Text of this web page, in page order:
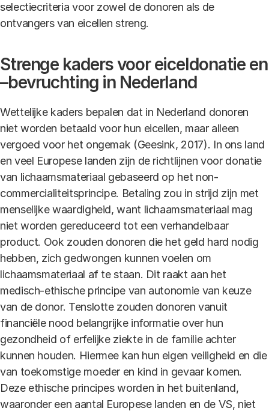
selectiecriteria voor zowel de donoren als de
ontvangers van eicellen streng.
Strenge kaders voor eiceldonatie en
–bevruchting in Nederland
Wettelijke kaders bepalen dat in Nederland donoren
niet worden betaald voor hun eicellen, maar alleen
vergoed voor het ongemak (Geesink, 2017). In ons land
en veel Europese landen zijn de richtlijnen voor donatie
van lichaamsmateriaal gebaseerd op het non-
commercialiteitsprincipe. Betaling zou in strijd zijn met
menselijke waardigheid, want lichaamsmateriaal mag
niet worden gereduceerd tot een verhandelbaar
product. Ook zouden donoren die het geld hard nodig
hebben, zich gedwongen kunnen voelen om
lichaamsmateriaal af te staan. Dit raakt aan het
medisch-ethische principe van autonomie van keuze
van de donor. Tenslotte zouden donoren vanuit
financiële nood belangrijke informatie over hun
gezondheid of erfelijke ziekte in de familie achter
kunnen houden. Hiermee kan hun eigen veiligheid en die
van toekomstige moeder en kind in gevaar komen.
Deze ethische principes worden in het buitenland,
waaronder een aantal Europese landen en de VS, niet